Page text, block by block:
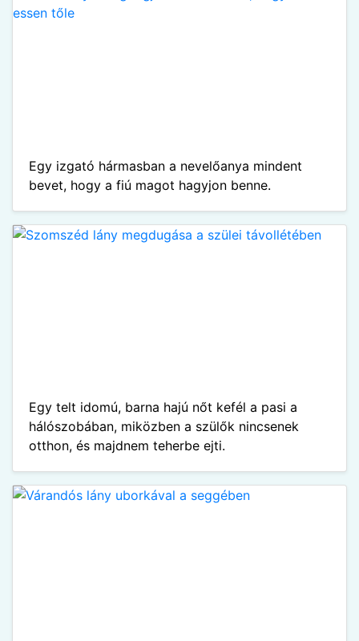
Egy izgató hármasban a nevelőanya mindent
bevet, hogy a fiú magot hagyjon benne.
Egy telt idomú, barna hajú nőt kefél a pasi a
hálószobában, miközben a szülők nincsenek
otthon, és majdnem teherbe ejti.